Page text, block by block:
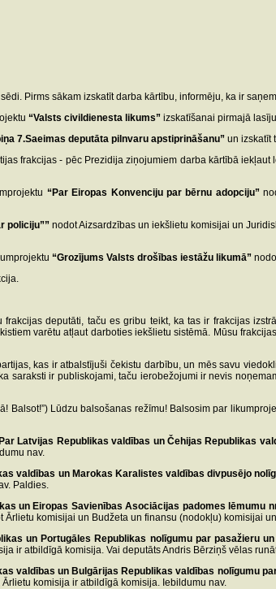
Pirms sākam izskatīt darba kārtību, informēju, ka ir
“Valsts civildienesta likums” izskatīšanai pirmajā
7.Saeimas deputāta pilnvaru apstiprināšanu” un izskatīt
frakcijas - pēc Prezidija ziņojumiem darba kārtībā iekļaut
“Par Eiropas Konvenciju par bērnu adopciju”
policiju”” nodot Aizsardzības un iekšlietu komisijai un
“Grozījums Valsts drošības iestāžu likumā”
deputāti, taču es gribu teikt, ka tas ir frakcijas
varētu atļaut darboties iekšlietu sistēmā. Mūsu
kas ir atbalstījuši čekistu darbību, un mēs savu
saraksti ir publiskojami, taču ierobežojumi ir nevis
Balsot!”) Lūdzu balsošanas režīmu! Balsosim par
Latvijas Republikas valdības un Čehijas Republikas
nav.
valdības un Marokas Karalistes valdības divpusējo
Paldies.
un Eiropas Savienības Asociācijas padomes lēmumu
Ārlietu komisijai un Budžeta un finansu (nodokļu) komisijai
un Portugāles Republikas nolīgumu par pasažieru
ir atbildīgā komisija. Vai deputāts Andris Bērziņš vēlas
valdības un Bulgārijas Republikas valdības nolīgumu
komisija ir atbildīgā komisija. Iebildumu nav.